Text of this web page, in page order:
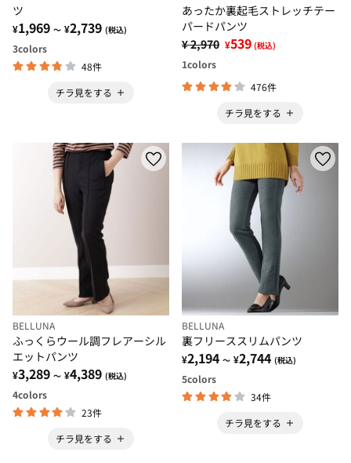
ツ
¥1,969 ～ ¥2,739 (税込)
3colors
48件
チラ見をする
あったか裏起毛ストレッチテー
パードパンツ
¥ 2,970 ¥539 (税込)
1colors
476件
チラ見をする
BELLUNA
ふっくらウール調フレアーシル
エットパンツ
¥3,289 ～ ¥4,389 (税込)
4colors
23件
チラ見をする
BELLUNA
裏フリーススリムパンツ
¥2,194 ～ ¥2,744 (税込)
5colors
34件
チラ見をする